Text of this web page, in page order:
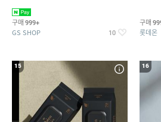
구매 999+
GS SHOP 10
구매
롯데온
15 16